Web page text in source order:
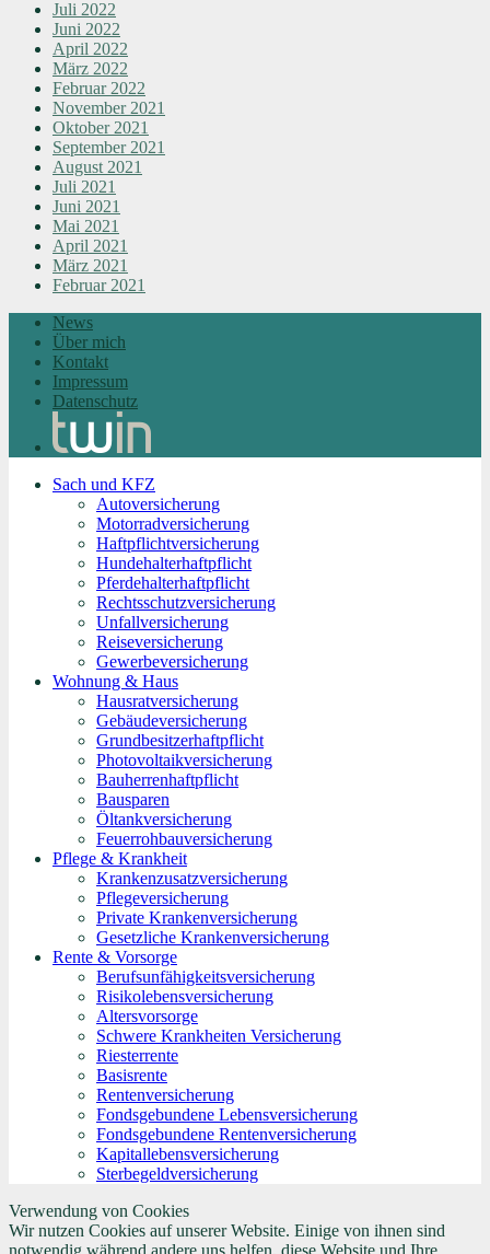
Juli 2022
Juni 2022
April 2022
März 2022
Februar 2022
November 2021
Oktober 2021
September 2021
August 2021
Juli 2021
Juni 2021
Mai 2021
April 2021
März 2021
Februar 2021
News
Über mich
Kontakt
Impressum
Datenschutz
Sach und KFZ
Autoversicherung
Motorradversicherung
Haftpflichtversicherung
Hundehalterhaftpflicht
Pferdehalterhaftpflicht
Rechtsschutzversicherung
Unfallversicherung
Reiseversicherung
Gewerbeversicherung
Wohnung & Haus
Hausratversicherung
Gebäudeversicherung
Grundbesitzerhaftpflicht
Photovoltaikversicherung
Bauherrenhaftpflicht
Bausparen
Öltankversicherung
Feuerrohbauversicherung
Pflege & Krankheit
Krankenzusatzversicherung
Pflegeversicherung
Private Krankenversicherung
Gesetzliche Krankenversicherung
Rente & Vorsorge
Berufs­unfähigkeitsversicherung
Risikolebensversicherung
Altersvorsorge
Schwere Krankheiten Versicherung
Riesterrente
Basisrente
Rentenversicherung
Fondsgebundene Lebensversicherung
Fondsgebundene Rentenversicherung
Kapitallebensversicherung
Sterbegeldversicherung
Verwendung von Cookies
Wir nutzen Cookies auf unserer Website. Einige von ihnen sind
notwendig während andere uns helfen, diese Website und Ihre